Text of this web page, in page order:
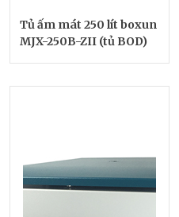
Tủ ấm mát 250 lít boxun
MJX-250B-ZII (tủ BOD)